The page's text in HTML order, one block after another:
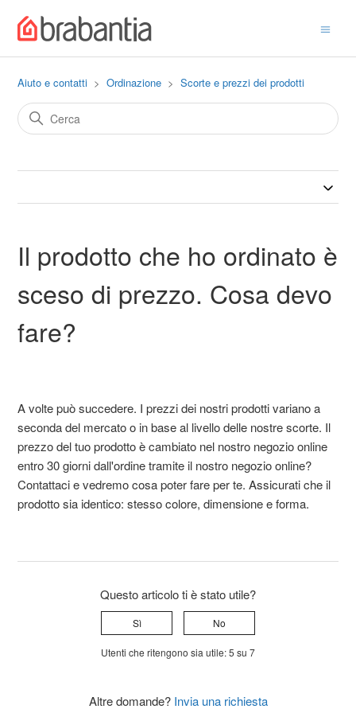
Aiuto e contatti Ordinazione Scorte e prezzi dei prodotti
Il prodotto che ho ordinato è
sceso di prezzo. Cosa devo
fare?
A volte può succedere. I prezzi dei nostri prodotti variano a
seconda del mercato o in base al livello delle nostre scorte. Il
prezzo del tuo prodotto è cambiato nel nostro negozio online
entro 30 giorni dall'ordine tramite il nostro negozio online?
Contattaci e vedremo cosa poter fare per te. Assicurati che il
prodotto sia identico: stesso colore, dimensione e forma.
Questo articolo ti è stato utile?
Sì No
Utenti che ritengono sia utile: 5 su 7
Altre domande? Invia una richiesta